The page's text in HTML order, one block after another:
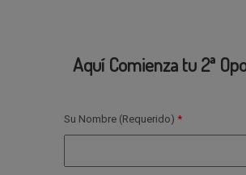
Aquí Comienza tu 2ª
Su Nombre (Requerido)